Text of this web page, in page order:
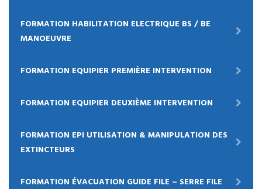
FORMATION HABILITATION ELECTRIQUE BS / BE
MANOEUVRE
FORMATION EQUIPIER PREMIÈRE INTERVENTION
FORMATION EQUIPIER DEUXIÈME INTERVENTION
FORMATION EPI UTILISATION & MANIPULATION DES
EXTINCTEURS
FORMATION ÉVACUATION GUIDE FILE – SERRE FILE